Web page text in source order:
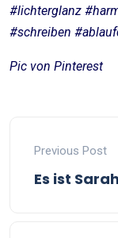
#lichterglanz
#schreiben
Pic von Pinterest
Previous Post
Es ist